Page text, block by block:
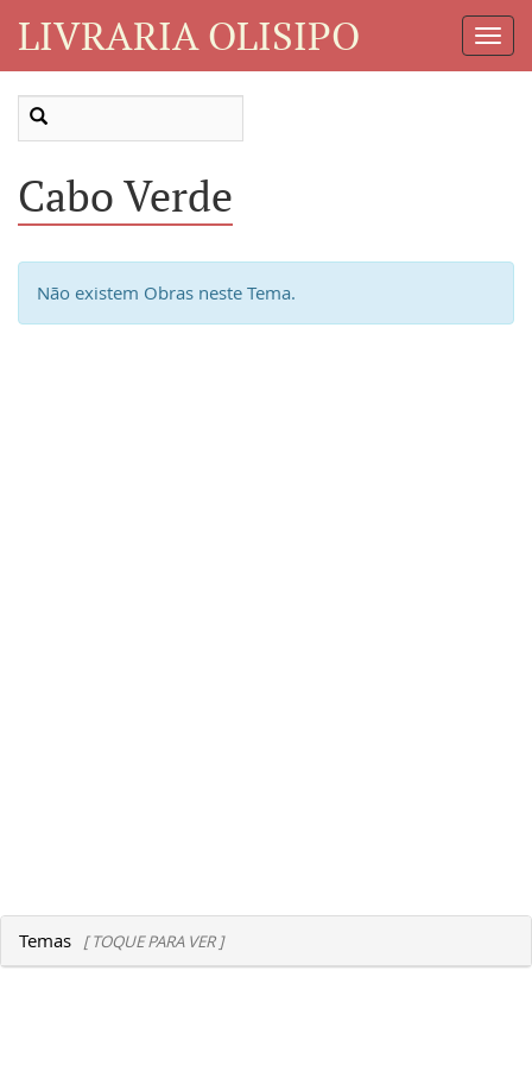
LIVRARIA OLISIPO
Cabo Verde
Não existem Obras neste Tema.
Temas [ TOQUE PARA VER ]